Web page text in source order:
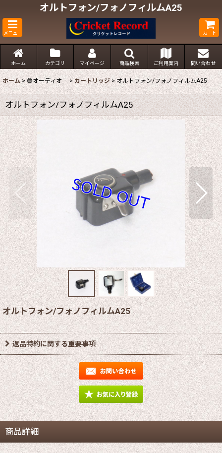
オルトフォン/フォノフィルムA25
メニュー カート
ホーム カテゴリ マイページ 商品検索 ご利用案内 問い合わせ
ホーム > 🔵オーディオ > カートリッジ > オルトフォン/フォノフィルムA25
オルトフォン/フォノフィルムA25
オルトフォン/フォノフィルムA25
返品特約に関する重要事項
商品詳細